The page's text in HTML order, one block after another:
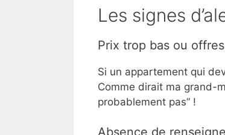
Les signes
Prix trop bas ou
Si un appartement qui
Comme dirait ma grand-
probablement pas” !